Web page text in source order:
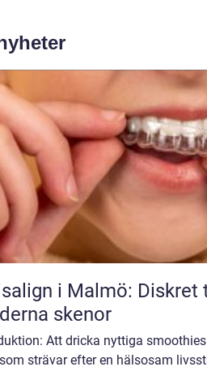
i Malmö: Diskret
skenor
Att dricka nyttiga
strävar efter en hälsosam